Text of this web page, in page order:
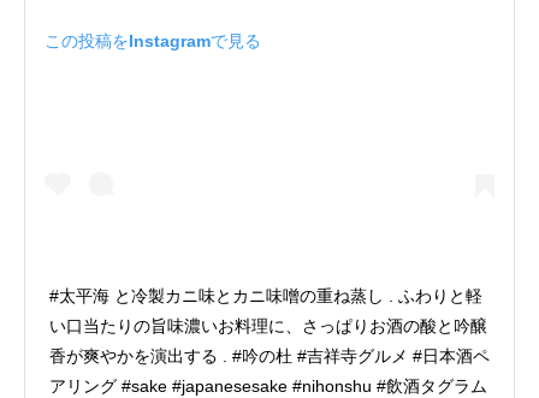
この投稿をInstagramで見る
#太平海 と冷製カニ味とカニ味噌の重ね蒸し . ふわりと軽
い口当たりの旨味濃いお料理に、さっぱりお酒の酸と吟醸
香が爽やかを演出する . #吟の杜 #吉祥寺グルメ #日本酒ペ
アリング #sake #japanesesake #nihonshu #飲酒タグラム